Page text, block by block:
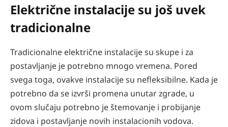
Električne instalacije su još uvek
tradicionalne
Tradicionalne električne instalacije su skupe i za
postavljanje je potrebno mnogo vremena. Pored
svega toga, ovakve instalacije su nefleksibilne. Kada je
potrebno da se izvrši promena unutar zgrade, u
ovom slučaju potrebno je štemovanje i probijanje
zidova i postavljanje novih instalacionih vodova.